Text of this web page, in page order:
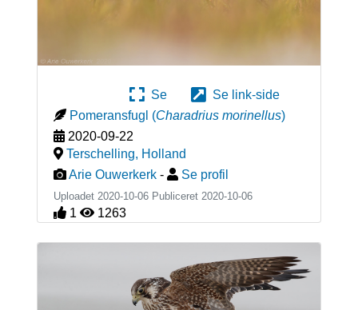
Se
Se link-side
Pomeransfugl (Charadrius morinellus)
2020-09-22
Terschelling, Holland
Arie Ouwerkerk - Se profil
Uploadet 2020-10-06 Publiceret 2020-10-06
1 1263